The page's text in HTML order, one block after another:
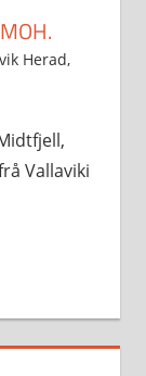
Herad,
Vallaviki